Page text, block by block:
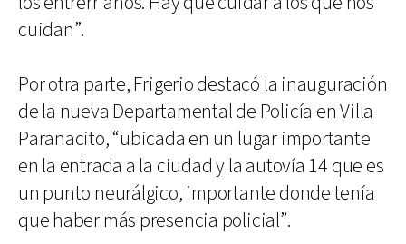
cuidan”.
Por otra parte, Frigerio destacó la inauguración
de la nueva Departamental de Policía en Villa
Paranacito, “ubicada en un lugar importante
en la entrada a la ciudad y la autovía 14 que es
un punto neurálgico, importante donde tenía
que haber más presencia policial”.